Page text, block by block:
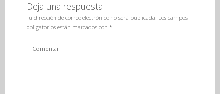
Deja una respuesta
Tu dirección de correo electrónico no será publicada. Los campos
obligatorios están marcados con *